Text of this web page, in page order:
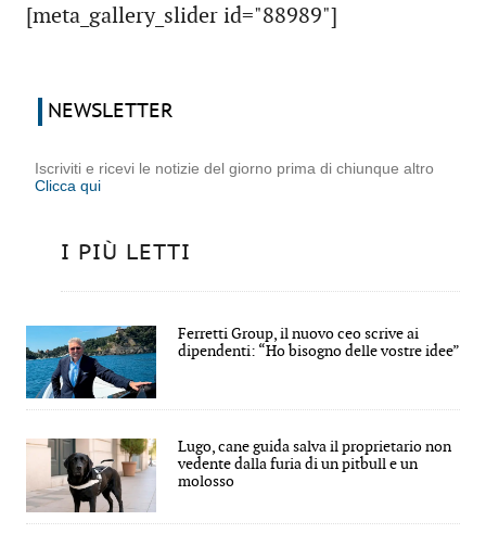
[meta_gallery_slider id="88989"]
NEWSLETTER
Iscriviti e ricevi le notizie del giorno prima di chiunque altro
Clicca qui
I PIÙ LETTI
Ferretti Group, il nuovo ceo scrive ai
dipendenti: “Ho bisogno delle vostre idee”
Lugo, cane guida salva il proprietario non
vedente dalla furia di un pitbull e un
molosso